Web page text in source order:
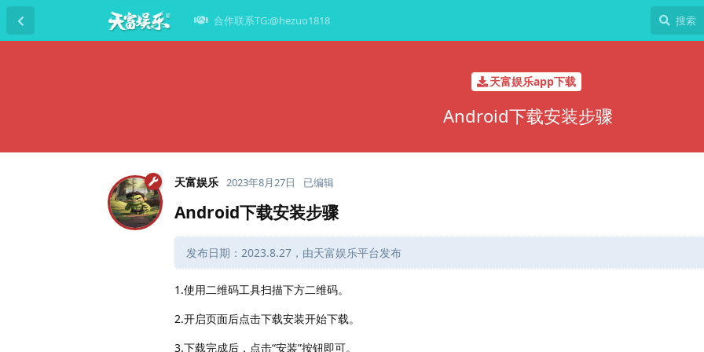
合作联系TG:@hezuo1818
天富娱乐app下载
Android下载安装步骤
天富娱乐 2023年8月27日 已编辑
Android下载安装步骤
发布日期：2023.8.27，由天富娱乐平台发布
1.使用二维码工具扫描下方二维码。
2.开启页面后点击下载安装开始下载。
3.下载完成后，点击“安装”按钮即可。